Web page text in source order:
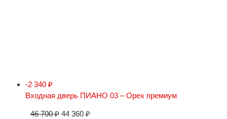
-2 340 ₽
Входная дверь ПИАНО 03 – Орех премиум
46 700₽ 44 360 ₽